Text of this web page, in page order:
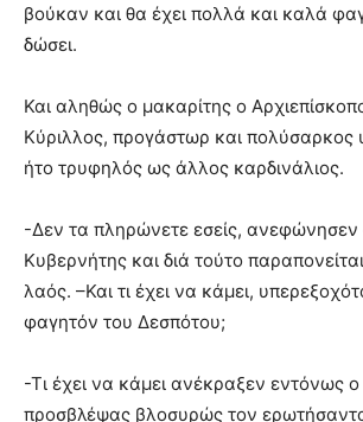
βούκαν και θα έχει πολλά και καλά
δώσει.
Και αληθώς ο μακαρίτης ο
Κύριλλος, προγάστωρ και πολύσαρκος
ήτο τρυφηλός ως άλλος καρδινάλιος.
-Δεν τα πληρώνετε εσείς, ανεφώνησεν
Κυβερνήτης και διά τούτο
λαός. –Και τι έχει να κάμει,
φαγητόν του Δεσπότου;
-Τι έχει να κάμει ανέκραξεν εντόνως
προσβλέψας βλοσυρώς τον